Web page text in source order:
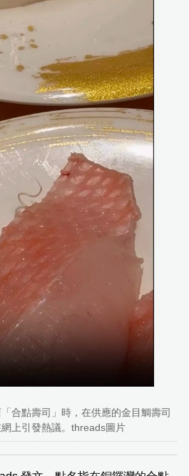
合點壽司」時，在供應的金目鯛壽司
上引發熱議。threads圖片